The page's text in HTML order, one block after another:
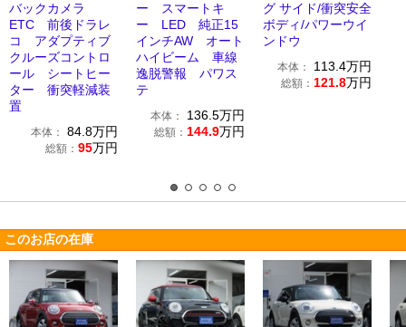
バックカメラ
ETC 前後ドラレ
コ アダプティブ
クルーズコントロ
ール シートヒー
ター 衝突軽減装
置
本体： 84.8万円
総額： 95万円
ー スマートキ
ー LED 純正15
インチAW オート
ハイビーム 車線
逸脱警報 パワス
テ
本体： 136.5万円
総額： 144.9万円
グ サイド/衝突安全
ボディ/パワーウイ
ンドウ
本体： 113.4万円
総額： 121.8万円
このお店の在庫